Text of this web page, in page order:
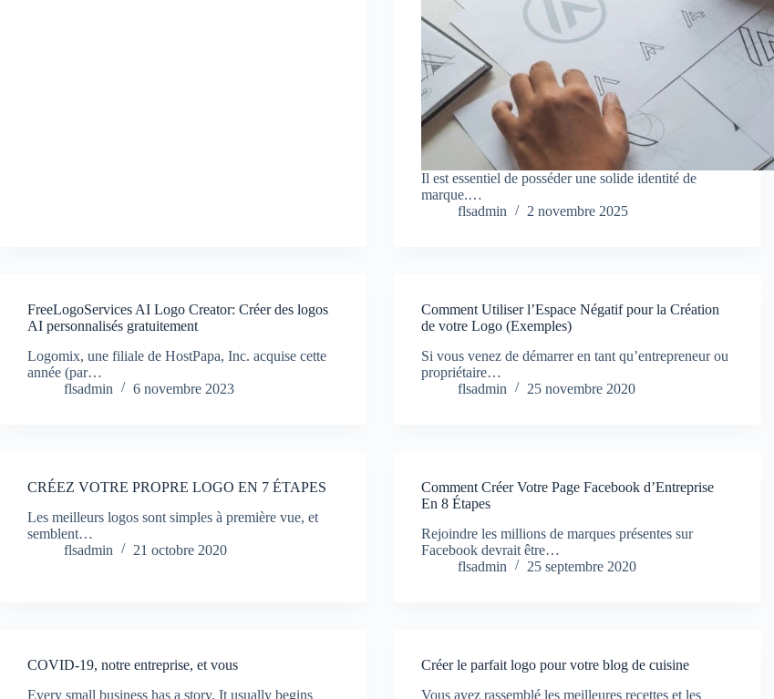
Il est essentiel de posséder une solide identité de
marque.…
flsadmin
2 novembre 2025
FreeLogoServices AI Logo Creator: Créer des logos
AI personnalisés gratuitement
Logomix, une filiale de HostPapa, Inc. acquise cette
année (par…
flsadmin
6 novembre 2023
Comment Utiliser l’Espace Négatif pour la Création
de votre Logo (Exemples)
Si vous venez de démarrer en tant qu’entrepreneur ou
propriétaire…
flsadmin
25 novembre 2020
CRÉEZ VOTRE PROPRE LOGO EN 7 ÉTAPES
Les meilleurs logos sont simples à première vue, et
semblent…
flsadmin
21 octobre 2020
Comment Créer Votre Page Facebook d’Entreprise
En 8 Étapes
Rejoindre les millions de marques présentes sur
Facebook devrait être…
flsadmin
25 septembre 2020
COVID-19, notre entreprise, et vous
Every small business has a story. It usually begins
Créer le parfait logo pour votre blog de cuisine
Vous avez rassemblé les meilleures recettes et les